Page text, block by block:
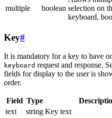
multiple boolean selection on
keyboard,
Key#
It is mandatory for a key to have
keyboard request and response.
fields for display to the user is
order.
Field Type
text
string Key text